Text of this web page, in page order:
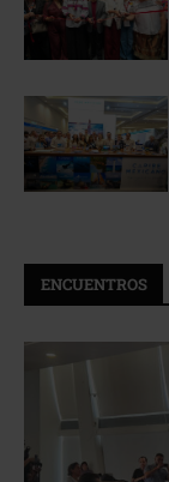
ENCUENTROS